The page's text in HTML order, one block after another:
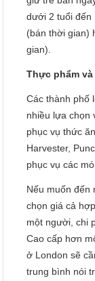
dưới 2 tuổi đến
(bán thời gian)
gian).
Thực phẩm
Các thành phố
nhiều lựa chọn
phục vụ thức
Harvester,
phục vụ các
Nếu muốn đến
chọn giá cả
một người, chi
Cao cấp hơn
ở London sẽ
trung bình nói